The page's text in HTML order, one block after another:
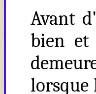
Avant
bien et
lorsque